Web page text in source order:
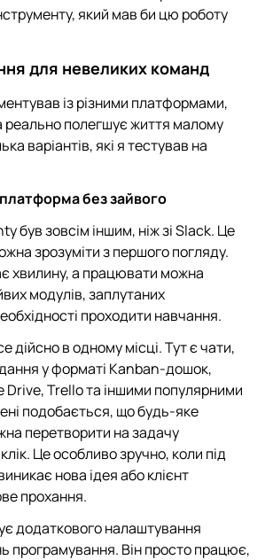
який мав би цю роботу
для невеликих команд
із різними платформами,
реально полегшує життя малому
варіантів, які я тестував на
без зайвого
був зовсім іншим, ніж зі Slack. Це
зрозуміти з першого погляду.
хвилину, а працювати можна
модулів, заплутаних
проходити навчання.
дійсно в одному місці. Тут є чати,
у форматі Kanban-дошок,
Drive, Trello та іншими популярними
подобається, що будь-яке
перетворити на задачу
Це особливо зручно, коли під
нова ідея або клієнт
прохання.
додаткового налаштування
програмування. Він просто працює,